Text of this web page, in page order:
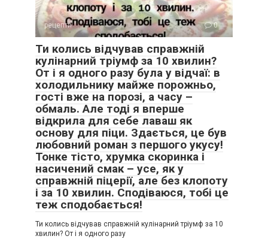
рецепти 0
Ти колись відчував справжній
кулінарний тріумф за 10 хвилин?
От і я одного разу була у відчаї: в
холодильнику майже порожньо,
гості вже на порозі, а часу –
обмаль. Але тоді я вперше
відкрила для себе лаваш як
основу для піци. Здається, це був
любовний роман з першого укусу!
Тонке тісто, хрумка скоринка і
насичений смак – усе, як у
справжній піцерії, але без клопоту
і за 10 хвилин. Сподіваюся, тобі це
теж сподобається!
Ти колись відчував справжній кулінарний тріумф за 10
хвилин? От і я одного разу